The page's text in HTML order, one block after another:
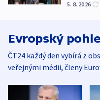
5. 8. 2026
Evropský
ČT24 každý den vybírá z
veřejnými médii, členy